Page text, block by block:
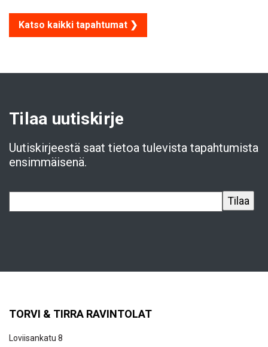
Katso kaikki tapahtumat ❯
Tilaa uutiskirje
Uutiskirjeestä saat tietoa tulevista tapahtumista
ensimmäisenä.
TORVI & TIRRA RAVINTOLAT
Loviisankatu 8